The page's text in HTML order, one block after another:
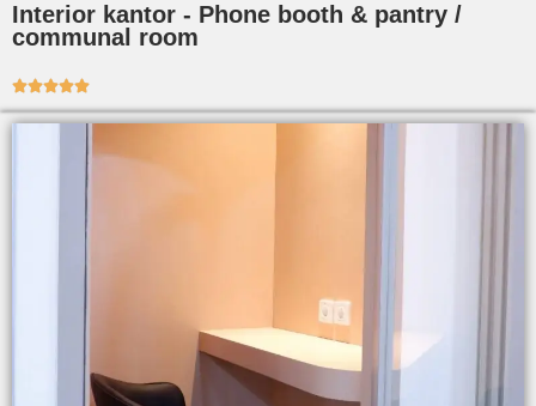
Interior kantor - Phone booth & pantry /
communal room
